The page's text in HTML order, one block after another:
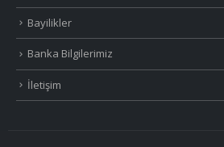
Bayilikler
Banka Bilgilerimiz
İletişim